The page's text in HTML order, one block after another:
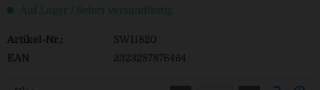
Auf Lager / Sofort versandfertig
Artikel-Nr.:
SW11820
EAN
2323287876464